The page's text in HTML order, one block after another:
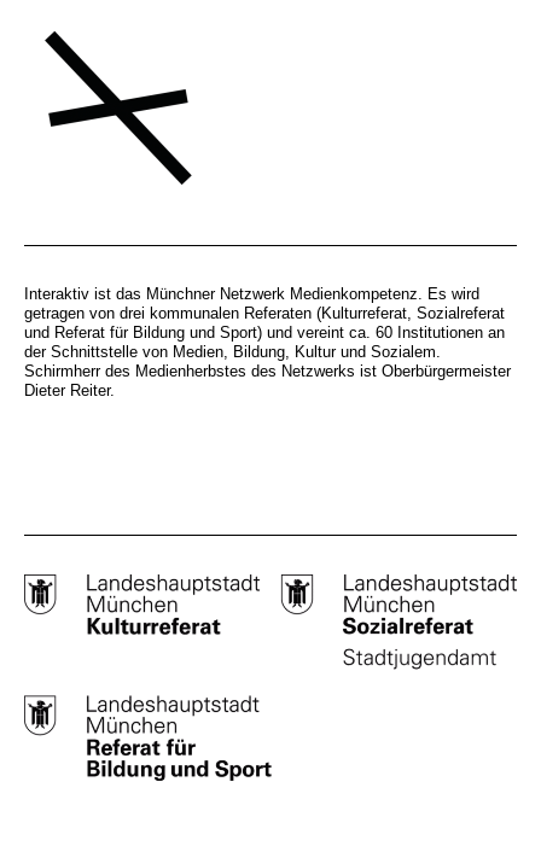
Interaktiv ist das Münchner Netzwerk Medienkompetenz. Es wird
getragen von drei kommunalen Referaten (Kulturreferat, Sozialreferat
und Referat für Bildung und Sport) und vereint ca. 60 Institutionen an
der Schnittstelle von Medien, Bildung, Kultur und Sozialem.
Schirmherr des Medienherbstes des Netzwerks ist Oberbürgermeister
Dieter Reiter.